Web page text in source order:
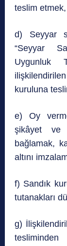
teslim etmek,
d) Seyyar
“Seyyar
Uygunluk
ilişkilendirilen
kuruluna
e) Oy
şikâyet ve
bağlamak,
altını
f) Sandık
tutanakları
g)